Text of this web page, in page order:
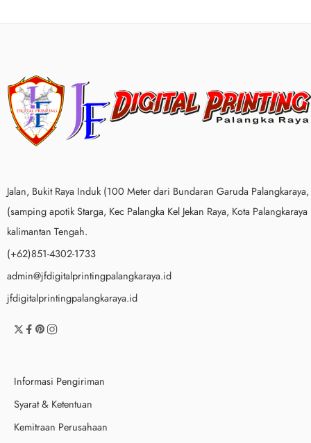
Jalan, Bukit Raya Induk (100 Meter dari Bundaran Garuda Palangkaraya,
(samping apotik Starga, Kec Palangka Kel Jekan Raya, Kota Palangkaraya
kalimantan Tengah.
(+62)851-4302-1733
admin@jfdigitalprintingpalangkaraya.id
jfdigitalprintingpalangkaraya.id
Informasi Pengiriman
Syarat & Ketentuan
Kemitraan Perusahaan